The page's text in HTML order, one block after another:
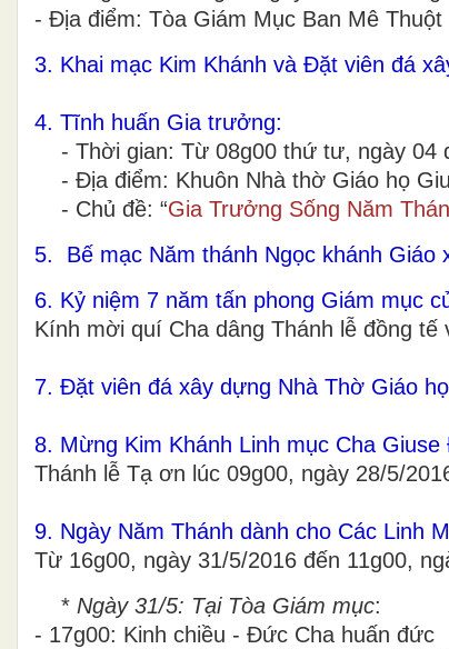
- Địa điểm: Tòa Giám Mục Ban Mê Thuột
3. Khai mạc Kim Khánh và Đặt viên đá
4. Tĩnh huấn Gia trưởng:
- Thời gian: Từ 08g00 thứ tư, ngày 04
- Địa điểm: Khuôn Nhà thờ Giáo họ
- Chủ đề: “Gia Trưởng Sống Năm
5. Bế mạc Năm thánh Ngọc khánh Giáo
6. Kỷ niệm 7 năm tấn phong Giám mục
Kính mời quí Cha dâng Thánh lễ đồng
7. Đặt viên đá xây dựng Nhà Thờ Giáo
8. Mừng Kim Khánh Linh mục Cha
Thánh lễ Tạ ơn lúc 09g00, ngày 28/5/
9. Ngày Năm Thánh dành cho Các Linh
Từ 16g00, ngày 31/5/2016 đến 11g00,
* Ngày 31/5: Tại Tòa Giám mục:
- 17g00: Kinh chiều - Đức Cha huấn đức